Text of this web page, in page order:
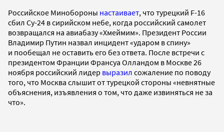
Российское Минобороны настаивает, что турецкий F-16
сбил Су-24 в сирийском небе, когда российский самолет
возвращался на авиабазу «Хмеймим». Президент России
Владимир Путин назвал инцидент «ударом в спину»
и пообещал не оставить его без ответа. После встречи с
президентом Франции Франсуа Олландом в Москве 26
ноября российский лидер выразил сожаление по поводу
того, что Москва слышит от турецкой стороны «невнятные
объяснения, изъявления о том, что даже извиняться не за
что».